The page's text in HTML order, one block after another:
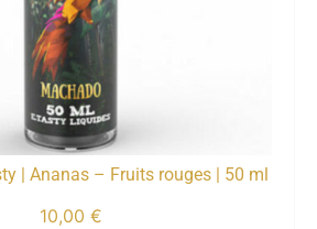
| Ananas – Fruits rouges | 50 ml
10,00 €